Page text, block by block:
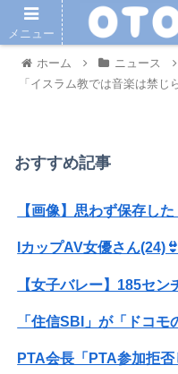
ホーム ニュース
「イスラム教では音楽は禁じ
おすすめ記事
IカップAV女優さん
メニュー